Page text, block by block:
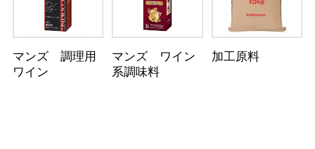
マンズ 調理用
ワイン
マンズ ワイン
系調味料
加工原料